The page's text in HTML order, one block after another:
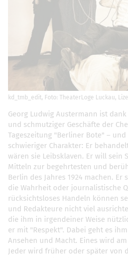
kd_tmb_edit, Foto: TheaterLoge Luckau,
Georg Ludwig Austermann ist
und schmutziger Geschäfte der
Tageszeitung "Berliner Bote" –
schwieriger Charakter: Er
wären sie Leibsklaven. Er will sein
Mitteln zur begehrtesten und
Berlin des Jahres 1924 machen.
die Wahrheit oder journalistische
rücksichtsloses Handeln können
und Redakteure nicht viel
die ihm in irgendeiner Weise
er mit "Respekt". Dabei geht es
Ansehen und Macht. Eines wird
Jeder wird früher oder später von